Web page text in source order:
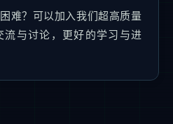
难？可以加入我们超高质量
流与讨论，更好的学习与进